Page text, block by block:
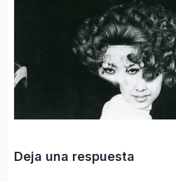
Deja una respuesta